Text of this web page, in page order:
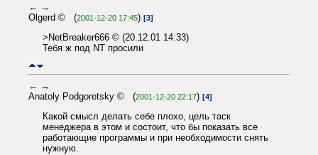
← →
Olgerd © (2001-12-20 17:45) [3]
>NetBreaker666 © (20.12.01 14:33)
Тебя ж под NT просили
← →
Anatoly Podgoretsky © (2001-12-20 22:17) [4]
Какой смысл делать себе плохо, цель таск
менеджера в этом и состоит, что бы показать все
работающие программы и при необходимости снять
нужную.